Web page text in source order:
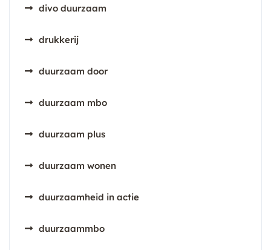
divo duurzaam
drukkerij
duurzaam door
duurzaam mbo
duurzaam plus
duurzaam wonen
duurzaamheid in actie
duurzaammbo